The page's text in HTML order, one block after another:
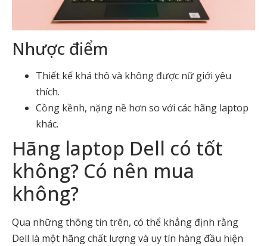
Nhược điểm
Thiết kế khá thô và không được nữ giới yêu
thích.
Cồng kềnh, nặng nề hơn so với các hãng laptop
khác.
Hãng laptop Dell có tốt
không? Có nên mua
không?
Qua những thông tin trên, có thể khẳng định rằng
Dell là một hãng chất lượng và uy tín hàng đầu hiện